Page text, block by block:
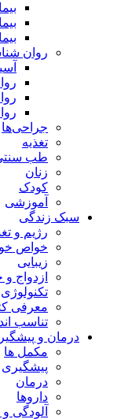
روان
جراحی‌ها
تغذیه
طب
زنان
کودک
آموزشی
سبک زندگی
رژیم و
خواص
زیبایی
ازدواج و
تکنولوژی
معرفی
تناسب
درمان و
مکمل ها
پیشگیری
درمان
داروها
آلودگی